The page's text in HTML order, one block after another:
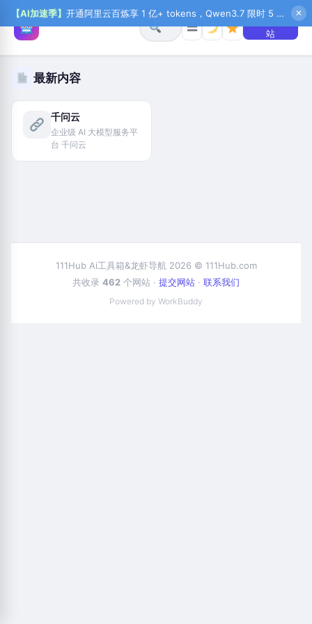
【AI加速季】 开通阿里云百炼享 1 亿+ tokens，Qwen3.7 限时 5 折起，秒悟新注送 1 万积分，加入 OPC 赢百万助力金，QoderWork CN 首月 0 元 ✕
☰
+ 提交网
站
最新内容
千问云
企业级 AI 大模型服务平
台 千问云
111Hub Ai工具箱&龙虾导航 2026 © 111Hub.com
共收录 462 个网站 · 提交网站 · 联系我们
Powered by WorkBuddy